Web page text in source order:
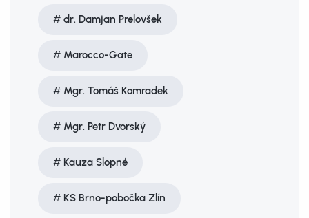
dr. Damjan Prelovšek
Marocco-Gate
Mgr. Tomáš Komradek
Mgr. Petr Dvorský
Kauza Slopné
KS Brno-pobočka Zlín